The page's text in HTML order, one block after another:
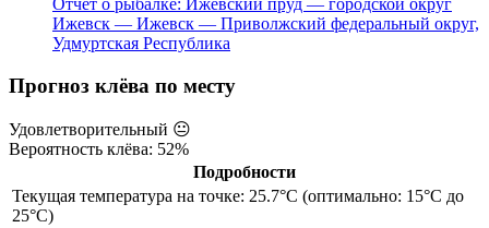
Отчет о рыбалке: Ижевский пруд — городской округ
Ижевск — Ижевск — Приволжский федеральный округ,
Удмуртская Республика
Прогноз клёва по месту
Удовлетворительный 😐
Вероятность клёва: 52%
Подробности
Текущая температура на точке: 25.7°C (оптимально: 15°C до
25°C)